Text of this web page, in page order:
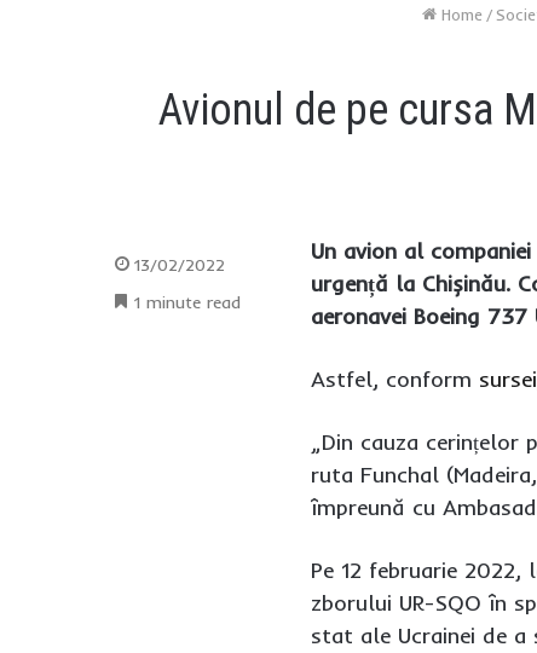
Home /
Avionul de pe cursa
Un avion al
urgență la Chișinău.
aeronavei Boeing 737
Astfel, conform sursei
„Din cauza cerințelor
ruta Funchal
împreună cu
Pe 12 februarie
zborului UR-SQO în
stat ale Ucrainei de
13/02/2022
1 minute read